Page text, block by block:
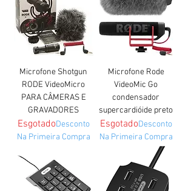
Microfone Shotgun
RODE VideoMicro
PARA CÂMERAS E
GRAVADORES
EsgotadoDesconto
Na Primeira Compra
Microfone Rode
VideoMic Go
condensador
supercardióide preto
EsgotadoDesconto
Na Primeira Compra